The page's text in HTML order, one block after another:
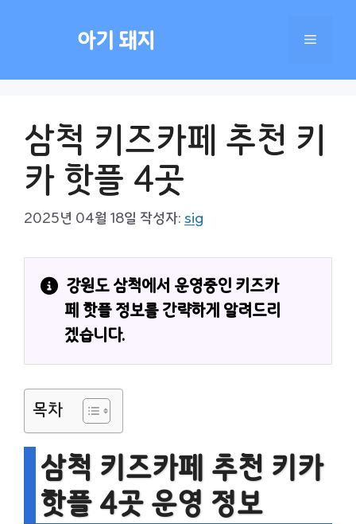
아기 돼지 메
삼척 키즈카페 추천 키
카 핫플 4곳
2025년 04월 18일 작성자: sig
강원도 삼척에서 운영중인 키즈카
페 핫플 정보를 간략하게 알려드리
겠습니다.
목차
삼척 키즈카페 추천 키카
핫플 4곳 운영 정보